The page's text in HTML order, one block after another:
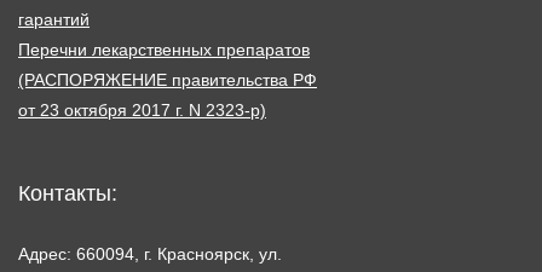
гарантий
Перечни лекарственных препаратов
(РАСПОРЯЖЕНИЕ правительства РФ
от 23 октября 2017 г. N 2323-р)
Контакты:
Адрес: 660094, г. Красноярск, ул.